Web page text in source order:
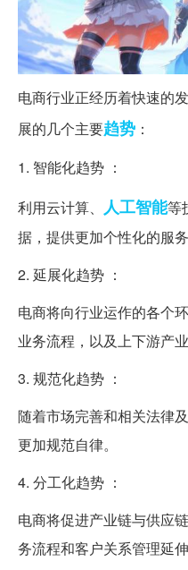
电商行业正经历着快速的
展的几个主要趋势 ：
1. 智能化趋势 ：
利用云计算、 人工智能等
据，提供更加个性化的服务
2. 延展化趋势 ：
电商将向行业运作的各个
业务流程，以及上下游产
3. 规范化趋势 ：
随着市场完善和相关法律
更加规范自律。
4. 分工化趋势 ：
电商将促进产业链与供应
务流程和客户关系管理延伸